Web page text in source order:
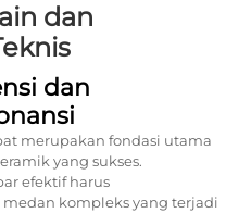
dan
dan
merupakan fondasi utama
yang sukses.
efektif harus
kompleks yang terjadi